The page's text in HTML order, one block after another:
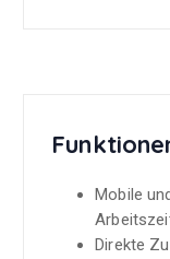
Mobile
Direkte